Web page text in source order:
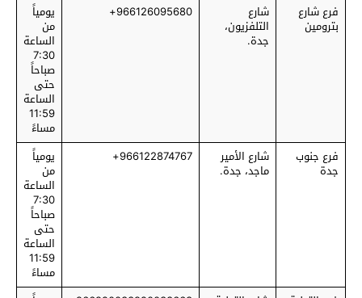
فرع شارع
بترومين
شارع
التلفزيون،
جدة.
966126095680+ يومياً
من
الساعة
7:30
صباحاً
حتى
الساعة
11:59
مساءً
فرع جنوب
جدة
شارع الأمير
ماجد، جدة.
966122874767+ يومياً
من
الساعة
7:30
صباحاً
حتى
الساعة
11:59
مساءً